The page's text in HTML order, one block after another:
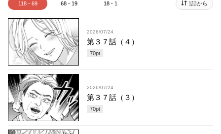
118 - 69 68 - 19 18 - 1 1話から
2026/07/24
第３７話（４）
70pt
2026/07/24
第３７話（３）
70pt